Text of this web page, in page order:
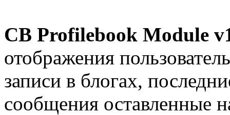
CB Profilebook Module
отображения
записи в блогах,
сообщения оставленные